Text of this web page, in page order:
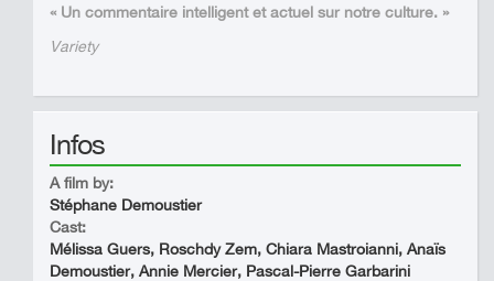
« Un commentaire intelligent et actuel sur notre culture. »
Variety
Infos
A film by:
Stéphane Demoustier
Cast:
Mélissa Guers, Roschdy Zem, Chiara Mastroianni, Anaïs
Demoustier, Annie Mercier, Pascal-Pierre Garbarini